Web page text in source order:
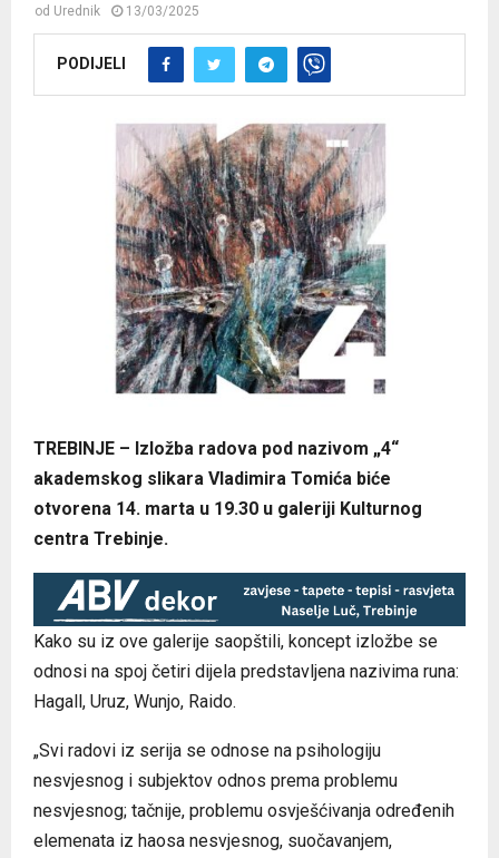
od Urednik 13/03/2025
PODIJELI
TREBINJE – Izložba radova pod nazivom „4“
akademskog slikara Vladimira Tomića biće
otvorena 14. marta u 19.30 u galeriji Kulturnog
centra Trebinje.
Kako su iz ove galerije saopštili, koncept izložbe se
odnosi na spoj četiri dijela predstavljena nazivima runa:
Hagall, Uruz, Wunjo, Raido.
„Svi radovi iz serija se odnose na psihologiju
nesvjesnog i subjektov odnos prema problemu
nesvjesnog; tačnije, problemu osvješćivanja određenih
elemenata iz haosa nesvjesnog, suočavanjem,